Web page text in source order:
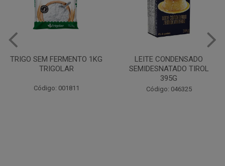
1KG
LEITE CONDENSADO
SEMIDESNATADO TIROL
CHANTILINHO